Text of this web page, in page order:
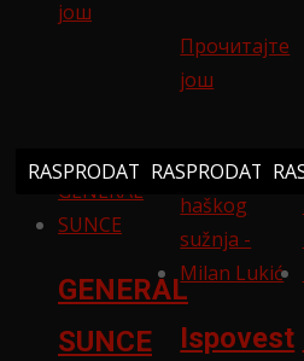
још
Прочитајте
још
RASPRODATO
GENERAL
SUNCE
RASPRODATO
Ispovest